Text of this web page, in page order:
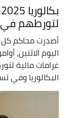
لتورطهم في
أصدرت محاكم كل
اليوم الاثنين،
غرامات مالية
البكالوريا وفي